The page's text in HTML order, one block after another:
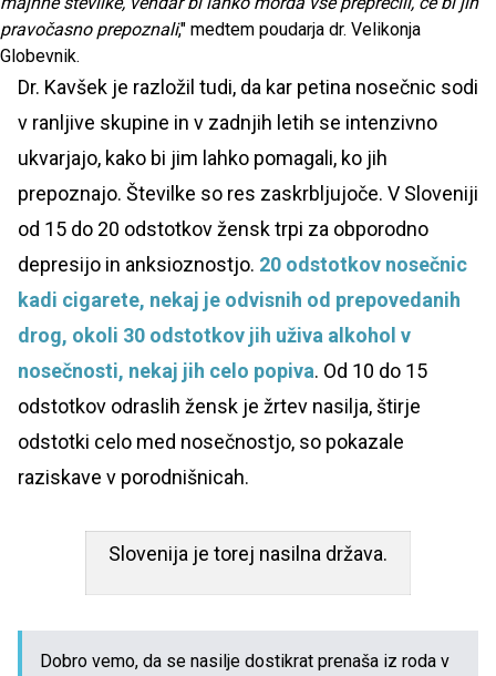
pravočasno prepoznali," medtem poudarja dr. Velikonja
Globevnik.
Dr. Kavšek je razložil tudi, da kar petina nosečnic sodi
v ranljive skupine in v zadnjih letih se intenzivno
ukvarjajo, kako bi jim lahko pomagali, ko jih
prepoznajo. Številke so res zaskrbljujoče. V Sloveniji
od 15 do 20 odstotkov žensk trpi za obporodno
depresijo in anksioznostjo. 20 odstotkov nosečnic
kadi cigarete, nekaj je odvisnih od prepovedanih
drog, okoli 30 odstotkov jih uživa alkohol v
nosečnosti, nekaj jih celo popiva. Od 10 do 15
odstotkov odraslih žensk je žrtev nasilja, štirje
odstotki celo med nosečnostjo, so pokazale
raziskave v porodnišnicah.
Slovenija je torej nasilna država.
Dobro vemo, da se nasilje dostikrat prenaša iz roda v